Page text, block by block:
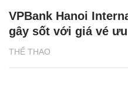
THỂ THAO
VPBank Hanoi
gây sốt với giá vé